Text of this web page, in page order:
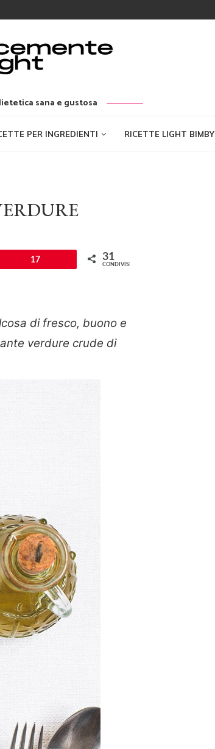
sana e gustosa
PER INGREDIENTI RICETTE LIGHT BIMBY
17 31
CONDIVISIONI
di fresco, buono e
verdure crude di